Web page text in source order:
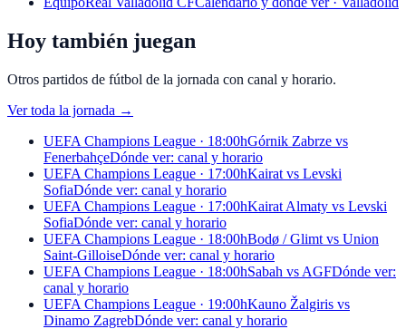
Hoy también juegan
Otros partidos de fútbol de la jornada con canal y horario.
Ver toda la jornada →
UEFA Champions League · 18:00hGórnik Zabrze vs
FenerbahçeDónde ver: canal y horario
UEFA Champions League · 17:00hKairat vs Levski
SofiaDónde ver: canal y horario
UEFA Champions League · 17:00hKairat Almaty vs Levski
SofiaDónde ver: canal y horario
UEFA Champions League · 18:00hBodø / Glimt vs Union
Saint-GilloiseDónde ver: canal y horario
UEFA Champions League · 18:00hSabah vs AGFDónde ver:
canal y horario
UEFA Champions League · 19:00hKauno Žalgiris vs
Dinamo ZagrebDónde ver: canal y horario